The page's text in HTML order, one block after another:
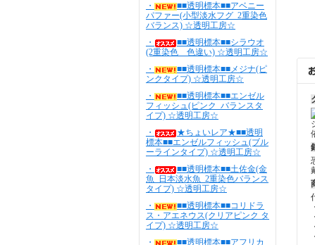
・
■■透明標本■■アベニー
パファー(小型淡水フグ_2重染色
バランス) ☆透明工房☆
・
■■透明標本■■シラウオ
(2重染色 色違い) ☆透明工房☆
・
■■透明標本■■メジナ(ピ
ンクタイプ) ☆透明工房☆
・
■■透明標本■■エンゼル
フィッシュ(ピンク_バランスタ
イプ) ☆透明工房☆
・
★ちょいレア★■■透明
標本■■エンゼルフィッシュ(ブル
ーラインタイプ) ☆透明工房☆
・
■■透明標本■■土佐金(金
魚_日本淡水魚_2重染色バランス
タイプ) ☆透明工房☆
・
■■透明標本■■コリドラ
ス・アエネウス(クリアピンク タ
イプ) ☆透明工房☆
・
■■透明標本■■アフリカ